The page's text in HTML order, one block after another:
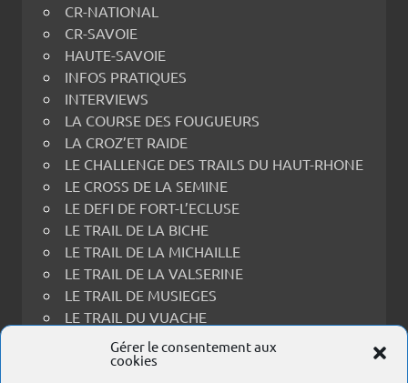
Gérer le consentement aux
cookies
CR-NATIONAL
CR-SAVOIE
HAUTE-SAVOIE
INFOS PRATIQUES
INTERVIEWS
LA COURSE DES FOUGUEURS
LA CROZ’ET RAIDE
LE CHALLENGE DES TRAILS DU HAUT-RHONE
LE CROSS DE LA SEMINE
LE DEFI DE FORT-L’ECLUSE
LE TRAIL DE LA BICHE
LE TRAIL DE LA MICHAILLE
LE TRAIL DE LA VALSERINE
LE TRAIL DE MUSIEGES
LE TRAIL DU VUACHE
LE TRAIL THOIRY-RECULET
LES PRINCES EN FOULEES